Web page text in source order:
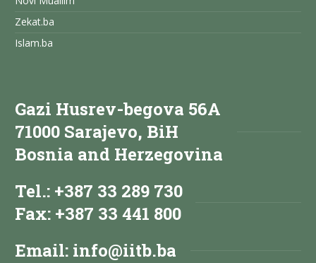
Zekat.ba
Islam.ba
Gazi Husrev-begova 56A
71000 Sarajevo, BiH
Bosnia and Herzegovina
Tel.: +387 33 289 730
Fax: +387 33 441 800
Email: info@iitb.ba